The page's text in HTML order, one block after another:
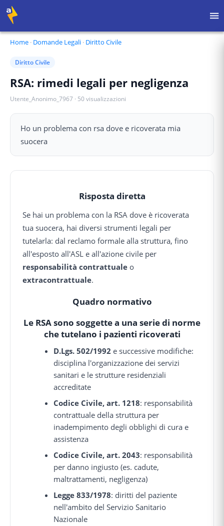
Home · Domande Legali · Diritto Civile
Diritto Civile
RSA: rimedi legali per negligenza
Utente_Anonimo_7967 · 50visualizzazioni
Ho un problema con rsa dove e ricoverata mia
suocera
Risposta diretta
Se hai un problema con la RSA dove è ricoverata
tua suocera, hai diversi strumenti legali per
tutelarla: dal reclamo formale alla struttura, fino
all'esposto all'ASL e all'azione civile per
responsabilità contrattuale o
extracontrattuale.
Quadro normativo
Le RSA sono soggette a una serie di norme
che tutelano i pazienti ricoverati
D.Lgs. 502/1992 e successive modifiche:
disciplina l'organizzazione dei servizi
sanitari e le strutture residenziali
accreditate
Codice Civile, art. 1218: responsabilità
contrattuale della struttura per
inadempimento degli obblighi di cura e
assistenza
Codice Civile, art. 2043: responsabilità
per danno ingiusto (es. cadute,
maltrattamenti, negligenza)
Legge 833/1978: diritti del paziente
nell'ambito del Servizio Sanitario
Nazionale